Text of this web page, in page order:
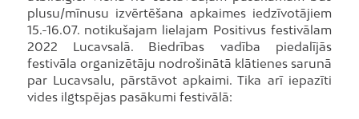
plusu/mīnusu izvērtēšana apkaimes iedzīvotājiem
15.-16.07. notikušajam lielajam Positivus festivālam
2022 Lucavsalā. Biedrības vadība piedalījās
festivāla organizētāju nodrošinātā klātienes sarunā
par Lucavsalu, pārstāvot apkaimi. Tika arī iepazīti
vides ilgtspējas pasākumi festivālā: